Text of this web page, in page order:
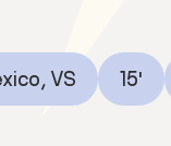
VS 15'